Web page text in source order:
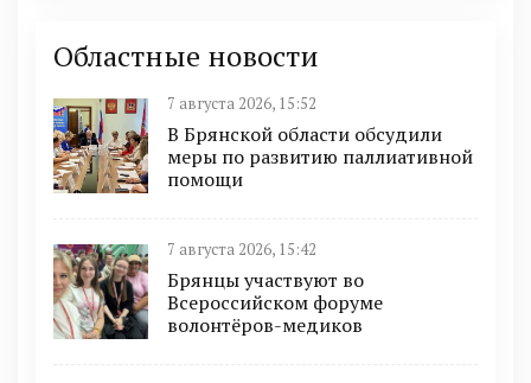
Областные новости
7 августа 2026, 15:52
В Брянской области обсудили
меры по развитию паллиативной
помощи
7 августа 2026, 15:42
Брянцы участвуют во
Всероссийском форуме
волонтёров-медиков